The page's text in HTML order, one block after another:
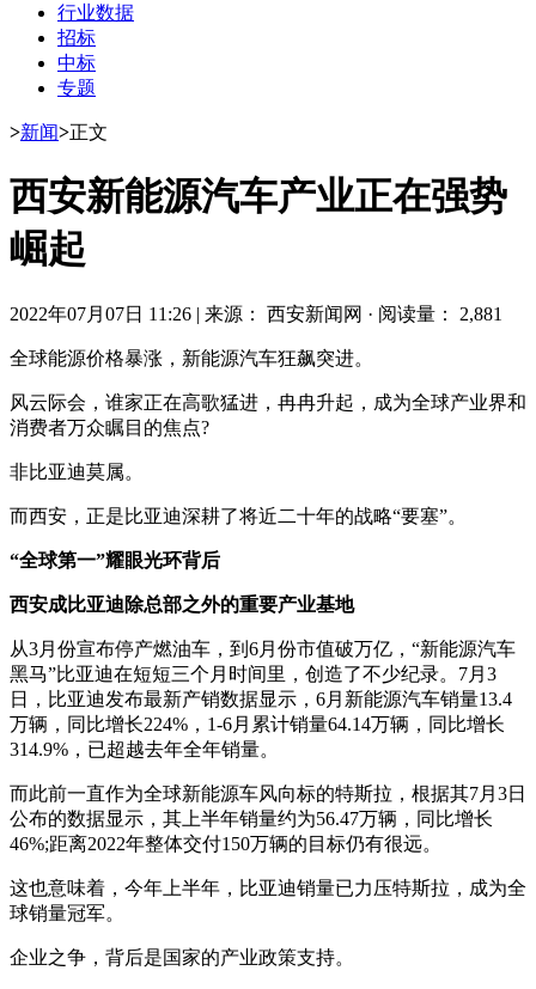
行业数据
招标
中标
专题
>新闻>正文
西安新能源汽车产业正在强势
崛起
2022年07月07日 11:26 | 来源： 西安新闻网 · 阅读量： 2,881
全球能源价格暴涨，新能源汽车狂飙突进。
风云际会，谁家正在高歌猛进，冉冉升起，成为全球产业界和
消费者万众瞩目的焦点?
非比亚迪莫属。
而西安，正是比亚迪深耕了将近二十年的战略“要塞”。
“全球第一”耀眼光环背后
西安成比亚迪除总部之外的重要产业基地
从3月份宣布停产燃油车，到6月份市值破万亿，“新能源汽车
黑马”比亚迪在短短三个月时间里，创造了不少纪录。7月3
日，比亚迪发布最新产销数据显示，6月新能源汽车销量13.4
万辆，同比增长224%，1-6月累计销量64.14万辆，同比增长
314.9%，已超越去年全年销量。
而此前一直作为全球新能源车风向标的特斯拉，根据其7月3日
公布的数据显示，其上半年销量约为56.47万辆，同比增长
46%;距离2022年整体交付150万辆的目标仍有很远。
这也意味着，今年上半年，比亚迪销量已力压特斯拉，成为全
球销量冠军。
企业之争，背后是国家的产业政策支持。